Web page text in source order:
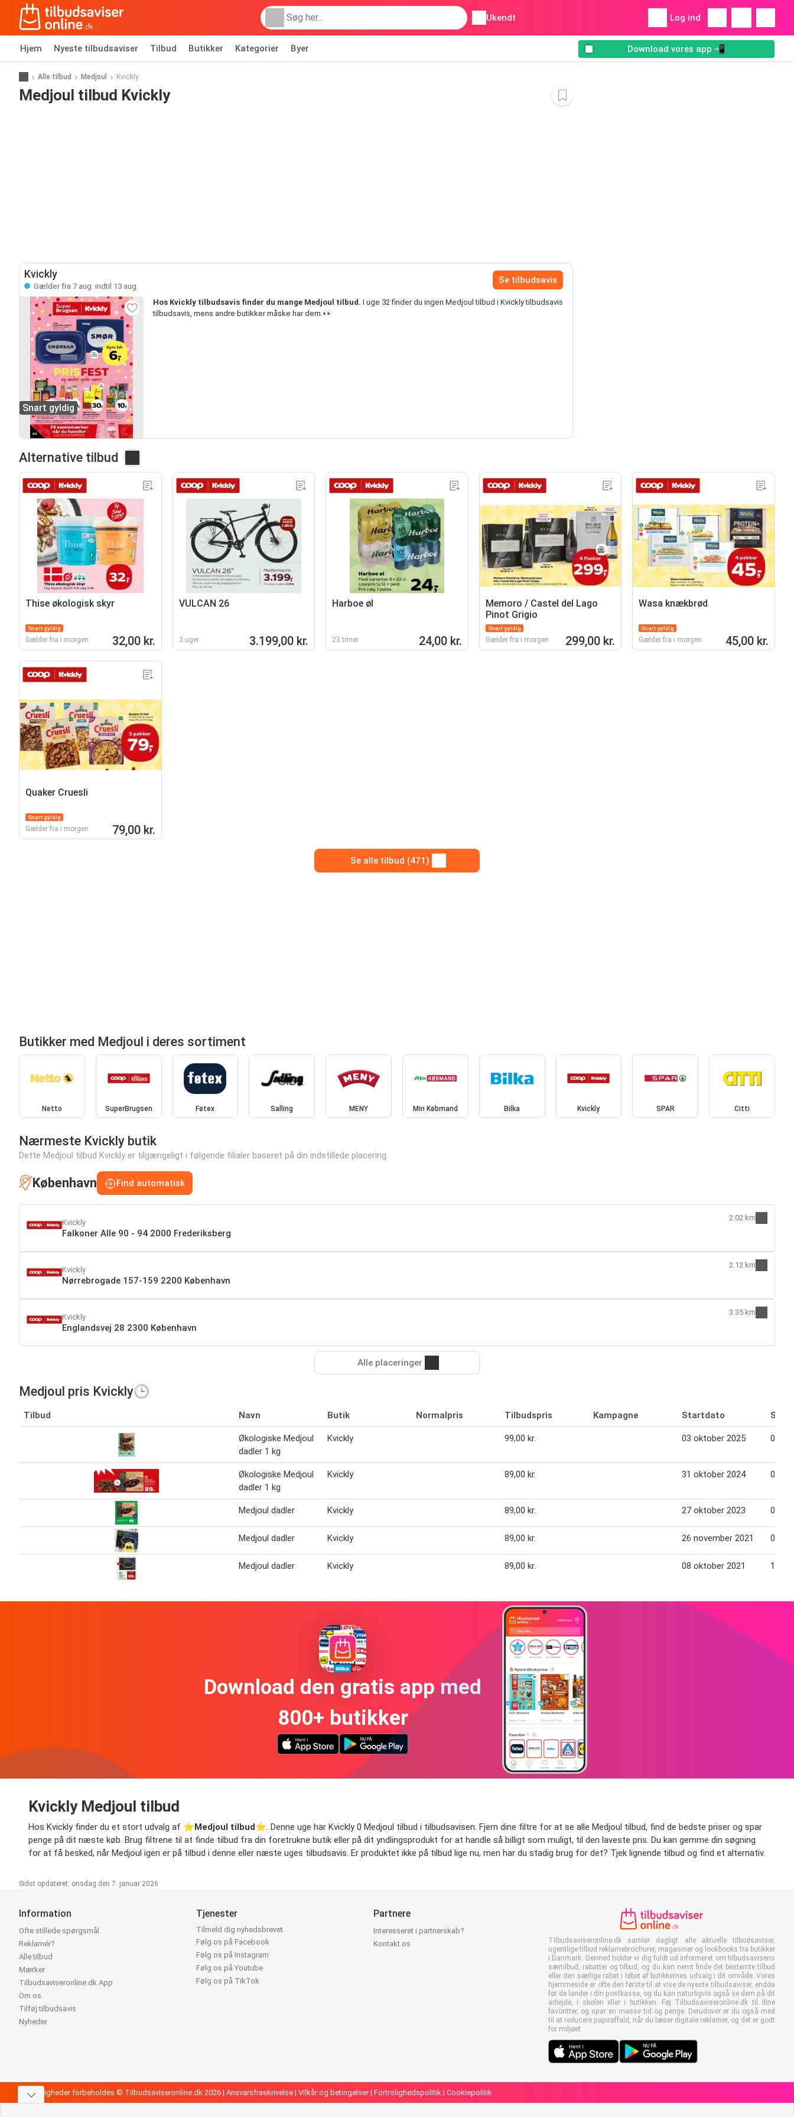
Ukendt Log ind
Hjem Nyeste tilbudsaviser Tilbud Butikker Kategorier Byer Download vores app 📲
Alle tilbud Medjoul Kvickly
Medjoul tilbud Kvickly
Kvickly
Gælder fra 7 aug. indtil 13 aug.
Se tilbudsavis
Snart gyldig
Hos Kvickly tilbudsavis finder du mange Medjoul tilbud. I uge 32 finder du ingen Medjoul tilbud i Kvickly tilbudsavis
tilbudsavis, mens andre butikker måske har dem.👀
Alternative tilbud
Thise økologisk skyr
Snart gyldig
Gælder fra i morgen 32,00 kr.
VULCAN 26
3 uger 3.199,00 kr.
Harboe øl
23 timer 24,00 kr.
Memoro / Castel del Lago
Pinot Grigio
Snart gyldig
Gælder fra i morgen 299,00 kr.
Wasa knækbrød
Snart gyldig
Gælder fra i morgen 45,00 kr.
Quaker Cruesli
Snart gyldig
Gælder fra i morgen 79,00 kr.
Se alle tilbud (471)
Butikker med Medjoul i deres sortiment
Netto SuperBrugsen Føtex Salling MENY Min Købmand Bilka Kvickly SPAR Citti
Nærmeste Kvickly butik
Dette Medjoul tilbud Kvickly er tilgængeligt i følgende filialer baseret på din indstillede placering:
København Find automatisk
Kvickly
Falkoner Alle 90 - 94 2000 Frederiksberg
2.02 km
Kvickly
Nørrebrogade 157-159 2200 København
2.12 km
Kvickly
Englandsvej 28 2300 København
3.35 km
Alle placeringer
Medjoul pris Kvickly🕒
Tilbud Navn Butik Normalpris Tilbudspris Kampagne Startdato
Økologiske Medjoul
dadler 1 kg
Kvickly 99,00 kr. 03 oktober 2025 09
Økologiske Medjoul
dadler 1 kg
Kvickly 89,00 kr. 31 oktober 2024 07
Medjoul dadler Kvickly 89,00 kr. 27 oktober 2023 09
Medjoul dadler Kvickly 89,00 kr. 26 november 2021 02
Medjoul dadler Kvickly 89,00 kr. 08 oktober 2021 14
Download den gratis app med
800+ butikker
Kvickly Medjoul tilbud
Hos Kvickly finder du et stort udvalg af ⭐️Medjoul tilbud⭐️. Denne uge har Kvickly 0 Medjoul tilbud i tilbudsavisen. Fjern dine filtre for at se alle Medjoul tilbud, find de bedste priser og spar
penge på dit næste køb. Brug filtrene til at finde tilbud fra din foretrukne butik eller på dit yndlingsprodukt for at handle så billigt som muligt, til den laveste pris. Du kan gemme din søgning
for at få besked, når Medjoul igen er på tilbud i denne eller næste uges tilbudsavis. Er produktet ikke på tilbud lige nu, men har du stadig brug for det? Tjek lignende tilbud og find et alternativ.
Sidst opdateret: onsdag den 7. januar 2026
Information
Ofte stillede spørgsmål
Reklamér?
Alle tilbud
Mærker
Tilbudsaviseronline.dk App
Om os
Tilføj tilbudsavis
Nyheder
Tjenester
Tilmeld dig nyhedsbrevet
Følg os på Facebook
Følg os på Instagram
Følg os på Youtube
Følg os på TikTok
Partnere
Interesseret i partnerskab?
Kontakt os
Tilbudsaviseronline.dk samler dagligt alle aktuelle tilbudsaviser,
ugentlige tilbud reklamebrochurer, magasiner og lookbooks fra butikker
i Danmark. Dermed holder vi dig fuldt ud informeret om tilbudsavisens
særtilbud, rabatter og tilbud, og du kan nemt finde det bestemte tilbud
eller den særlige rabat i løbet af butikkernes udsalg i dit område. Vores
hjemmeside er ofte den første til at vise de nyeste tilbudsaviser, endda
før de lander i din postkasse, og du kan naturligvis også se dem på dit
arbejde, i skolen eller i butikken. Føj Tilbudsaviseronline.dk til dine
favoritter, og spar en masse tid og penge. Derudover er du også med
til at reducere papiraffald, når du læser digitale reklamer, og det er godt
for miljøet.
Alle rettigheder forbeholdes © Tilbudsaviseronline.dk 2026 | Ansvarsfraskrivelse | Vilkår og betingelser| Fortrolighedspolitik | Cookiepolitik